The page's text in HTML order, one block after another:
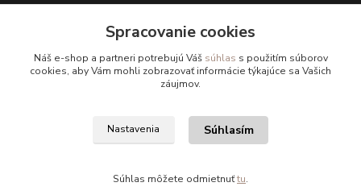
(Po.-Pi. 10.00 - 15.00)
info@kvalitnaBielizen.sk
Copyright © kvalitnabielizen.sk
Spracovanie cookies
Náš e-shop a partneri potrebujú Váš súhlas s použitím súborov
cookies, aby Vám mohli zobrazovať informácie týkajúce sa Vašich
záujmov.
Nastavenia Súhlasím
Súhlas môžete odmietnuťtu.